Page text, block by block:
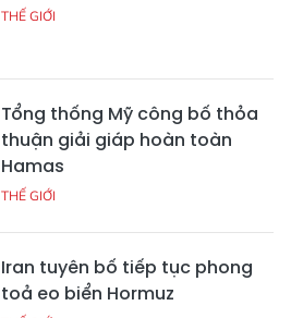
THẾ GIỚI
Tổng thống Mỹ công bố thỏa
thuận giải giáp hoàn toàn
Hamas
THẾ GIỚI
Iran tuyên bố tiếp tục phong
toả eo biển Hormuz